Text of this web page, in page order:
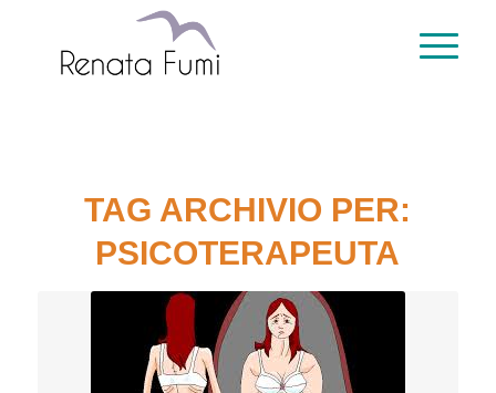
TAG ARCHIVIO PER:
PSICOTERAPEUTA